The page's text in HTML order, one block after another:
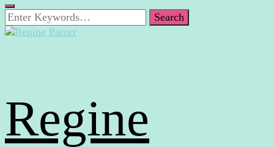
Looking
for
Something?
Regine